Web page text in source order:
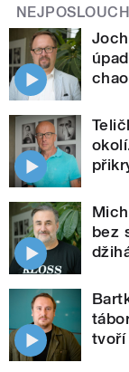
bez
tvoří